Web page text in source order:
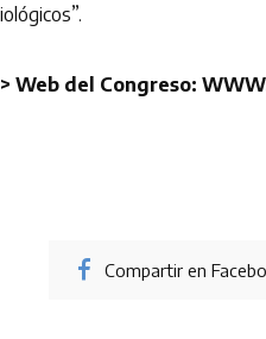
Web del Congreso:
Compartir en